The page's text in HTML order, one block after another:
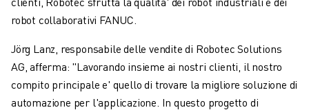
robot collaborativi FANUC.
Jörg Lanz, responsabile delle vendite di Robotec Solutions
AG, afferma: "Lavorando insieme ai nostri clienti, il nostro
compito principale e' quello di trovare la migliore soluzione di
automazione per l'applicazione. In questo progetto di